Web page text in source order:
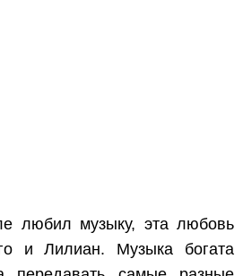
любил музыку, эта любовь
и Лилиан. Музыка богата